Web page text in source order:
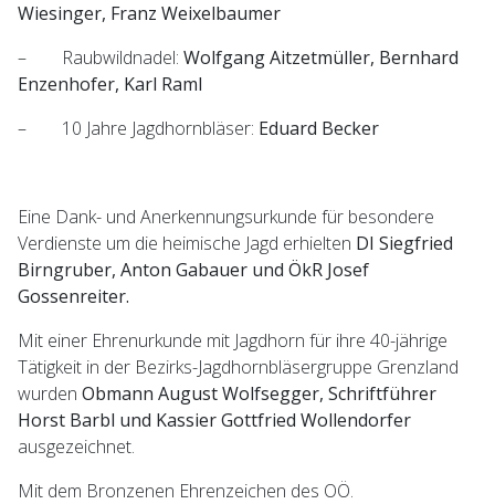
Wiesinger, Franz Weixelbaumer
– Raubwildnadel: Wolfgang Aitzetmüller, Bernhard
Enzenhofer, Karl Raml
– 10 Jahre Jagdhornbläser: Eduard Becker
Eine Dank- und Anerkennungsurkunde für besondere
Verdienste um die heimische Jagd erhielten DI Siegfried
Birngruber, Anton Gabauer und ÖkR Josef
Gossenreiter.
Mit einer Ehrenurkunde mit Jagdhorn für ihre 40-jährige
Tätigkeit in der Bezirks-Jagdhornbläsergruppe Grenzland
wurden Obmann August Wolfsegger, Schriftführer
Horst Barbl und Kassier Gottfried Wollendorfer
ausgezeichnet.
Mit dem Bronzenen Ehrenzeichen des OÖ.